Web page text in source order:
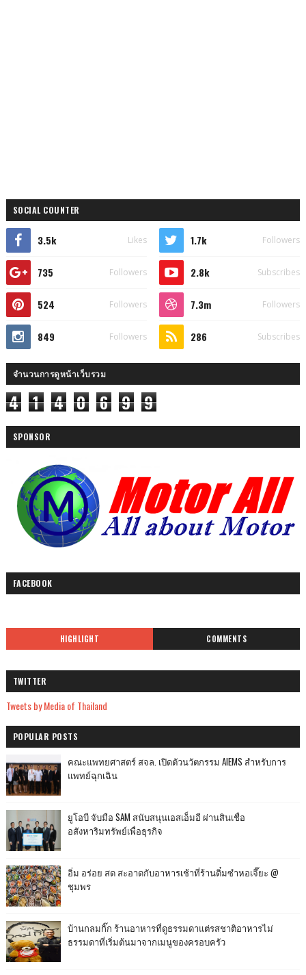
SOCIAL COUNTER
3.5k Likes 1.7k Followers
735 Followers 2.8k Subscribes
524 Followers 7.3m Followers
849 Followers 286 Subscribes
จำนวนการดูหน้าเว็บรวม
4 1 4 0 6 9 9
SPONSOR
FACEBOOK
HIGHLIGHT COMMENTS
TWITTER
Tweets by Media of Thailand
POPULAR POSTS
คณะแพทยศาสตร์ สจล. เปิดตัวนวัตกรรม AIEMS สำหรับการ
แพทย์ฉุกเฉิน
ยูโอบี จับมือ SAM สนับสนุนเอสเอ็มอี ผ่านสินเชื่อ
อสังหาริมทรัพย์เพื่อธุรกิจ
อิ่ม อร่อย สด สะอาดกับอาหารเช้าที่ร้านติ๋มซำหอเจี๊ยะ @
ชุมพร
บ้านกลมกิ๊ก ร้านอาหารที่ดูธรรมดาแต่รสชาติอาหารไม่
ธรรมดาที่เริ่มต้นมาจากเมนูของครอบครัว